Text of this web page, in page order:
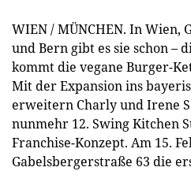
WIEN / MÜNCHEN. In Wien,
und Bern gibt es sie schon –
kommt die vegane Burger-
Mit der Expansion ins
erweitern Charly und Irene
nunmehr 12. Swing Kitchen
Franchise-Konzept. Am 15.
Gabelsbergerstraße 63 die